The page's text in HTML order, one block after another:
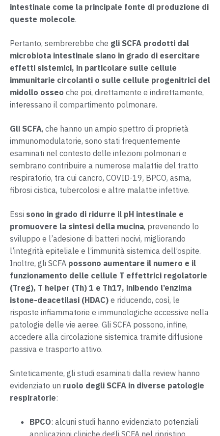
intestinale come la principale fonte di produzione di
queste molecole.
Pertanto, sembrerebbe che gli SCFA prodotti dal
microbiota intestinale siano in grado di esercitare
effetti sistemici, in particolare sulle cellule
immunitarie circolanti o sulle cellule progenitrici del
midollo osseo che poi, direttamente e indirettamente,
interessano il compartimento polmonare.
Gli SCFA, che hanno un ampio spettro di proprietà
immunomodulatorie, sono stati frequentemente
esaminati nel contesto delle infezioni polmonari e
sembrano contribuire a numerose malattie del tratto
respiratorio, tra cui cancro, COVID-19, BPCO, asma,
fibrosi cistica, tubercolosi e altre malattie infettive.
Essi sono in grado di ridurre il pH intestinale e
promuovere la sintesi della mucina, prevenendo lo
sviluppo e l’adesione di batteri nocivi, migliorando
l’integrità epiteliale e l’immunità sistemica dell’ospite.
Inoltre, gli SCFA possono aumentare il numero e il
funzionamento delle cellule T effettrici regolatorie
(Treg), T helper (Th) 1 e Th17, inibendo l’enzima
istone-deacetilasi (HDAC) e riducendo, così, le
risposte infiammatorie e immunologiche eccessive nella
patologie delle vie aeree. Gli SCFA possono, infine,
accedere alla circolazione sistemica tramite diffusione
passiva e trasporto attivo.
Sinteticamente, gli studi esaminati dalla review hanno
evidenziato un ruolo degli SCFA in diverse patologie
respiratorie:
BPCO: alcuni studi hanno evidenziato potenziali
applicazioni cliniche degli SCFA nel ripristino